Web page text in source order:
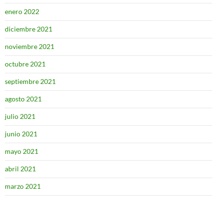
enero 2022
diciembre 2021
noviembre 2021
octubre 2021
septiembre 2021
agosto 2021
julio 2021
junio 2021
mayo 2021
abril 2021
marzo 2021